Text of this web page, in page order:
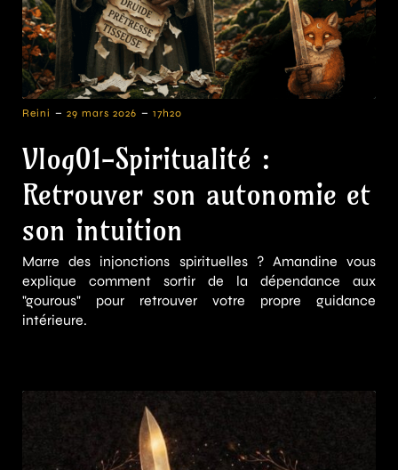
Reini - 29 mars 2026 - 17h20
Vlog01-Spiritualité :
Retrouver son autonomie et
son intuition
Marre des injonctions spirituelles ? Amandine vous
explique comment sortir de la dépendance aux
"gourous" pour retrouver votre propre guidance
intérieure.